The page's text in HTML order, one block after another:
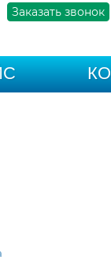
Заказать звонок